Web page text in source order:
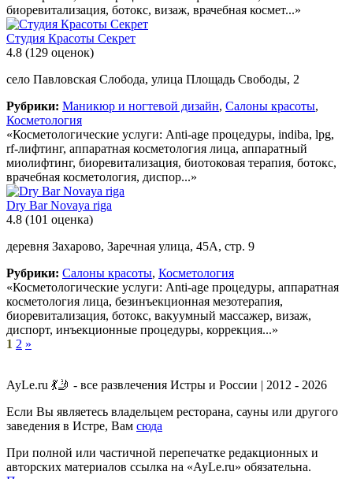
биоревитализация, ботокс, визаж, врачебная космет...»
Студия Красоты Секрет
4.8 (129 оценок)
село Павловская Слобода, улица Площадь Свободы, 2
Рубрики: Маникюр и ногтевой дизайн, Салоны красоты,
Косметология
«Косметологические услуги: Anti-age процедуры, indiba, lpg,
rf-лифтинг, аппаратная косметология лица, аппаратный
миолифтинг, биоревитализация, биотоковая терапия, ботокс,
врачебная косметология, диспор...»
Dry Bar Novaya riga
4.8 (101 оценка)
деревня Захарово, Заречная улица, 45А, стр. 9
Рубрики: Салоны красоты, Косметология
«Косметологические услуги: Anti-age процедуры, аппаратная
косметология лица, безинъекционная мезотерапия,
биоревитализация, ботокс, вакуумный массажер, визаж,
диспорт, инъекционные процедуры, коррекция...»
1 2 »
AyLe.ru 💃🤳 - все развлечения Истры и России | 2012 - 2026
Если Вы являетесь владельцем ресторана, сауны или другого
заведения в Истре, Вам сюда
При полной или частичной перепечатке редакционных и
авторских материалов ссылка на «AyLe.ru» обязательна.